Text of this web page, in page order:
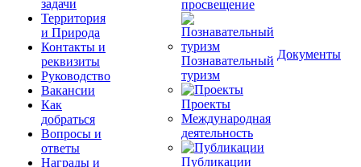
задачи
Территория
и Природа
Контакты и
реквизиты
Руководство
Вакансии
Как
добраться
Вопросы и
ответы
Награды и
просвещение
Познавательный
туризм
Проекты
Международная
деятельность
Публикации
Документы